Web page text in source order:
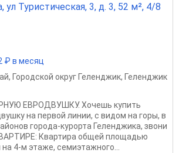
ул Туристическая, 3, д. 3, 52 м², 4/8
₽ в месяц
, Городской округ Геленджик, Геленджик
ЕВРОДВУШКУ. Хочешь купить
на первой линии, с видом на горы, в
города-курорта Геленджика, звони
Квартира общей площадью
на 4-м этаже, семиэтажного...